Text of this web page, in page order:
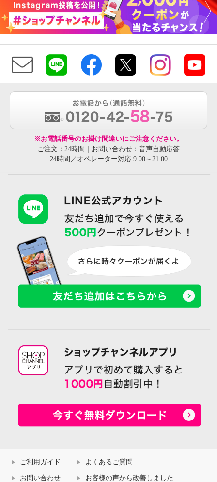
※お電話番号のお掛け間違いにご注意ください。
ご注文：24時間｜お問い合わせ：音声自動応答
24時間／オペレーター対応 9:00～21:00
ご利用ガイド よくあるご質問
お問い合わせ お客様の声から改善しました